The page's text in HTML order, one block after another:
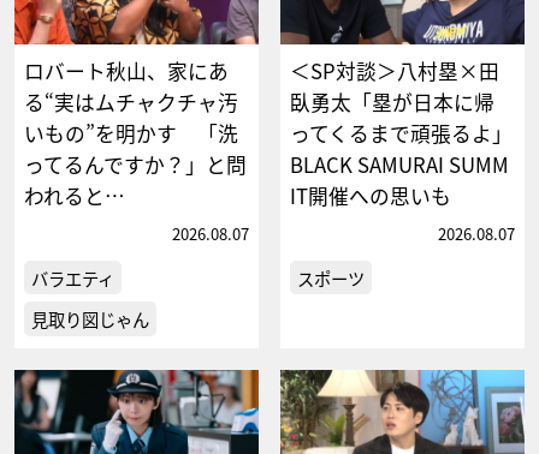
ロバート秋山、家にあ
る“実はムチャクチャ汚
いもの”を明かす 「洗
ってるんですか？」と問
われると…
2026.08.07
バラエティ
見取り図じゃん
＜SP対談＞八村塁×田
臥勇太「塁が日本に帰
ってくるまで頑張るよ」
BLACK SAMURAI SUMM
IT開催への思いも
2026.08.07
スポーツ